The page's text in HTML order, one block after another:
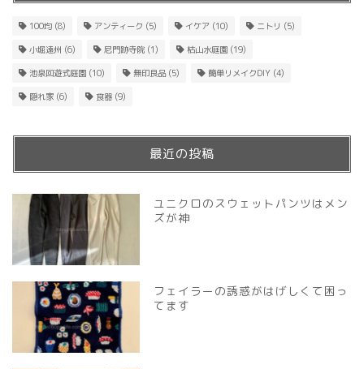
100均 (8) アンティーク (5) イケア (10) ニトリ (5)
小堀遠州 (6) 尼門跡寺院 (1) 枯山水庭園 (19)
池泉回遊式庭園 (10) 無印良品(5) 簡単リメイクDIY (4)
隠れ家 (6) 食器 (9)
最近の投稿
ユニクロのスウェットパンツはメン
ズが神
フェイラーの誘惑がはげしくて困っ
てます